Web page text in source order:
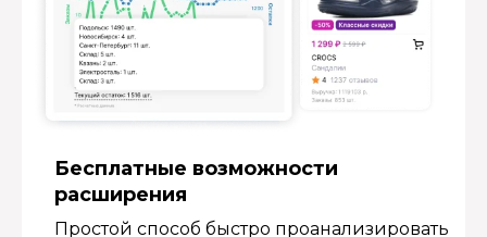
Бесплатные возмож­ности
расширения
Простой способ быстро проанализировать